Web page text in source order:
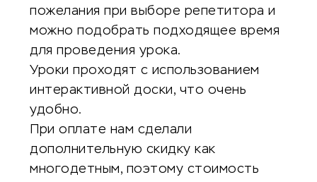
пожелания при выборе репетитора и
можно подобрать подходящее время
для проведения урока.
Уроки проходят с использованием
интерактивной доски, что очень
удобно.
При оплате нам сделали
дополнительную скидку как
многодетным, поэтому стоимость